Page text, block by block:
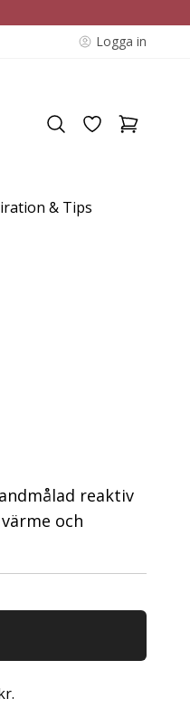
Logga in
& Tips
reaktiv
och